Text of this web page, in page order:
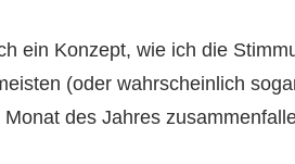
ein Konzept, wie ich die
(oder wahrscheinlich
des Jahres